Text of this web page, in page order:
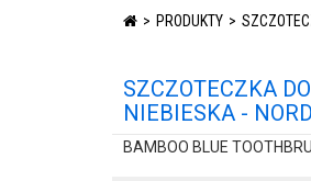
PRODUKTY
SZCZOTECZKA
NIEBIESKA -
BAMBOO BLUE